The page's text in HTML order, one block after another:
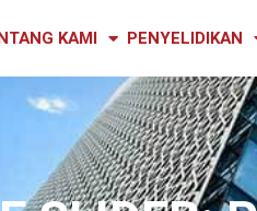
KAMI PENYELIDIKAN